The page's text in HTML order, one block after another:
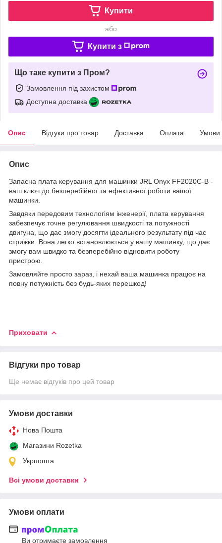
Купити
або
Купити з
Що таке купити з Пром?
Замовлення під захистом
Доступна доставка
Опис Відгуки про товар Доставка Оплата Умови
Опис
Запасна плата керування для машинки JRL Onyx FF2020C-B -
ваш ключ до безперебійної та ефективної роботи вашої
машинки.
Завдяки передовим технологіям інженерії, плата керування
забезпечує точне регулювання швидкості та потужності
двигуна, що дає змогу досягти ідеального результату під час
стрижки. Вона легко встановлюється у вашу машинку, що дає
змогу вам швидко та безперебійно відновити роботу
пристрою.
Замовляйте просто зараз, і нехай ваша машинка працює на
повну потужність без будь-яких перешкод!
Приховати
Відгуки про товар
Ще немає відгуків про цей товар
Умови доставки
Нова Пошта
Магазини Rozetka
Укрпошта
Всі умови доставки
Умови оплати
Ви отримаєте замовлення